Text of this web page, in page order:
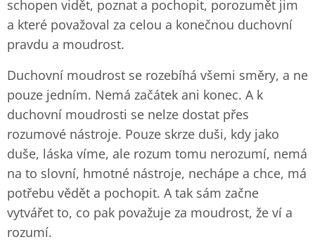
schopen vidět, poznat a pochopit, porozumět jim
a které považoval za celou a konečnou duchovní
pravdu a moudrost.
Duchovní moudrost se rozebíhá všemi směry, a ne
pouze jedním. Nemá začátek ani konec. A k
duchovní moudrosti se nelze dostat přes
rozumové nástroje. Pouze skrze duši, kdy jako
duše, láska víme, ale rozum tomu nerozumí, nemá
na to slovní, hmotné nástroje, nechápe a chce, má
potřebu vědět a pochopit. A tak sám začne
vytvářet to, co pak považuje za moudrost, že ví a
rozumí.